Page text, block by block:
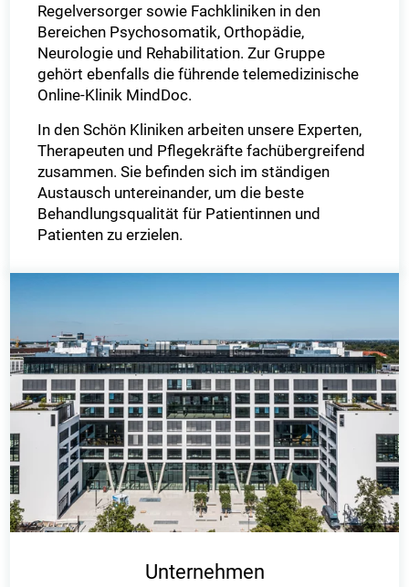
Regelversorger sowie Fachkliniken in den
Bereichen Psychosomatik, Orthopädie,
Neurologie und Rehabilitation. Zur Gruppe
gehört ebenfalls die führende telemedizinische
Online-Klinik MindDoc.
In den Schön Kliniken arbeiten unsere Experten,
Therapeuten und Pflegekräfte fachübergreifend
zusammen. Sie befinden sich im ständigen
Austausch untereinander, um die beste
Behandlungsqualität für Patientinnen und
Patienten zu erzielen.
Unternehmen